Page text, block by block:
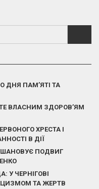
ДНЯ ПАМ’ЯТІ ТА
ВЛАСНИМ ЗДОРОВ’ЯМ
ХРЕСТА І
В ДІЇ
ПОДВИГ
У ЧЕРНІГОВІ
ТА ЖЕРТВ